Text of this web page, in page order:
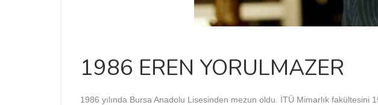
1986 EREN YORULMAZER
1986 yılında Bursa Anadolu Lisesinden mezun oldu. İTÜ Mimarlık fakültesini